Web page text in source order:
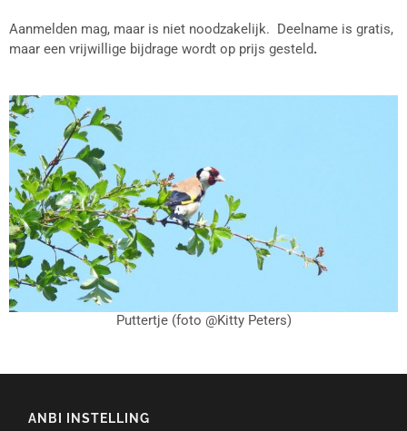
Aanmelden mag, maar is niet noodzakelijk. Deelname is gratis,
maar een vrijwillige bijdrage wordt op prijs gesteld.
Puttertje (foto @Kitty Peters)
ANBI INSTELLING